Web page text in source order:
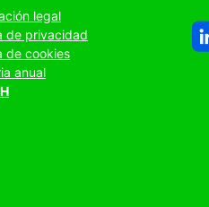
legal
de privacidad
de cookies
anual